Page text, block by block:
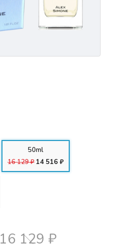
50ml
16 129 ₽ 14 516 ₽
16 129 ₽